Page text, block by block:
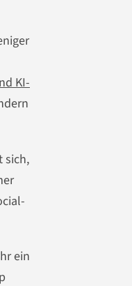
KI-
sich,
ein